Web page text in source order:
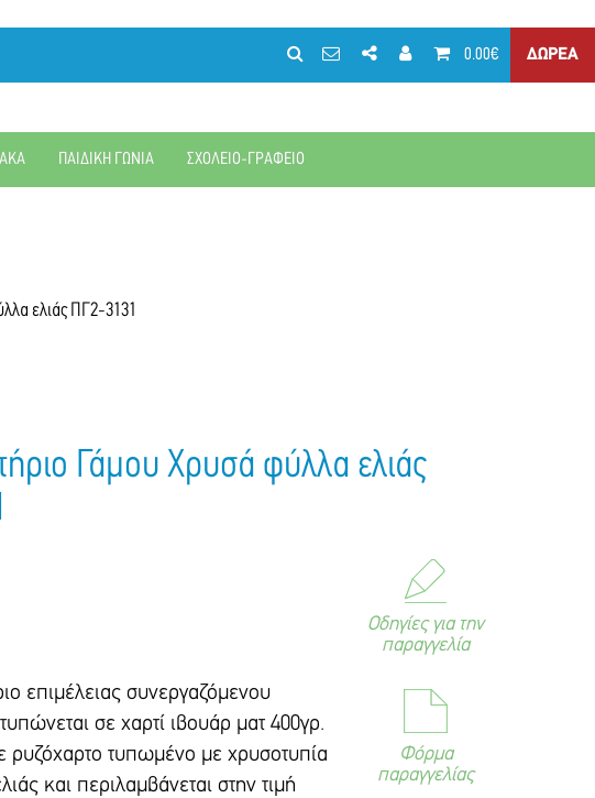
0.00€ ΔΩΡΕΑ
ΠΑΙΔΙΚΗ ΓΩΝΙΑ ΣΧΟΛΕΙΟ-ΓΡΑΦΕΙΟ
ελιάς ΠΓ2-3131
Γάμου Χρυσά φύλλα ελιάς
επιμέλειας συνεργαζόμενου
σε χαρτί ιβουάρ ματ 400γρ.
ρυζόχαρτο τυπωμένο με χρυσοτυπία
και περιλαμβάνεται στην τιμή
Οδηγίες για την
παραγγελία
Φόρμα
παραγγελίας